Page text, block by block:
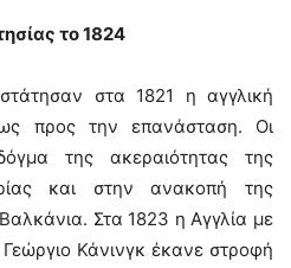
το 1824
στα 1821 η αγγλική
ως προς την επανάσταση. Οι
της ακεραιότητας της
και στην ανακοπή της
Στα 1823 η Αγγλία με
Κάνινγκ έκανε στροφή